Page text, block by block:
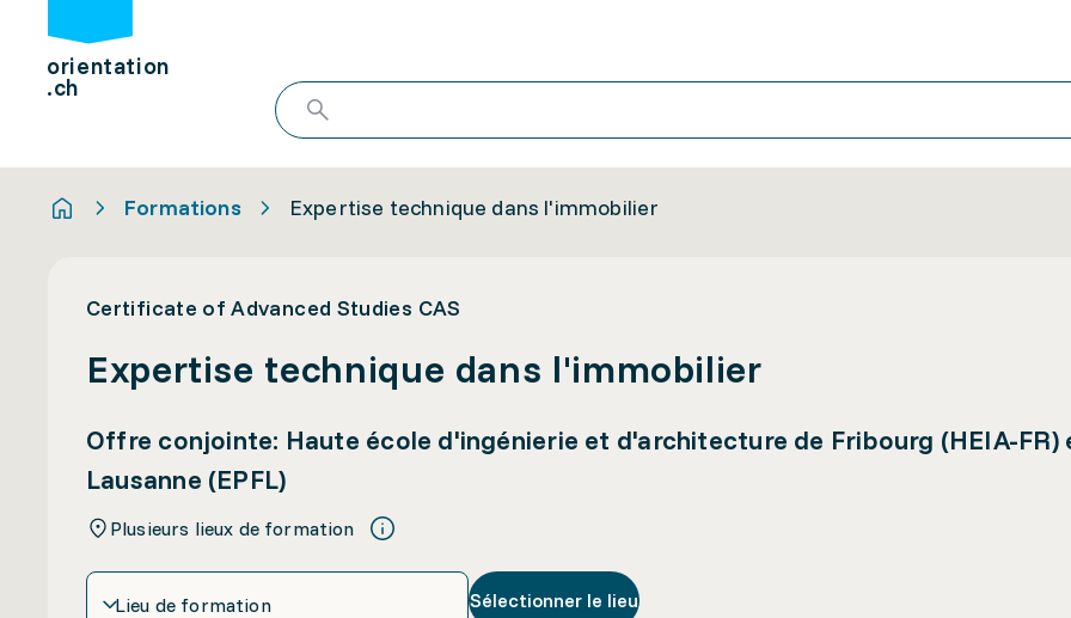
orientation
.ch
Formations Expertise technique dans l'immobilier
Certificate of Advanced Studies CAS
Expertise technique dans l'immobilier
Offre conjointe: Haute école d'ingénierie et d'architecture de Fribourg (HEIA-
Lausanne (EPFL)
Plusieurs lieux de formation
Lieu de formation Sélectionner le lieu